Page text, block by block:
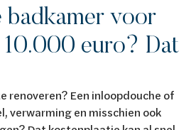
badkamer voor
euro? Dat
renoveren? Een inloopdouche of
verwarming en misschien ook